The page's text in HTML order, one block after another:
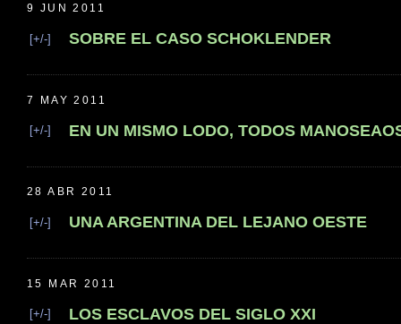
9 JUN 2011
[+/-] SOBRE EL CASO SCHOKLENDER
7 MAY 2011
[+/-] EN UN MISMO LODO, TODOS
28 ABR 2011
[+/-] UNA ARGENTINA DEL LEJANO OESTE
15 MAR 2011
[+/-] LOS ESCLAVOS DEL SIGLO XXI